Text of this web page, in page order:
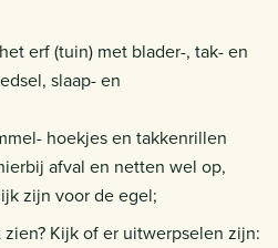
erf (tuin) met blader-, tak- en
slaap- en
hoekjes en takkenrillen
afval en netten wel op,
zijn voor de egel;
Kijk of er uitwerpselen zijn: